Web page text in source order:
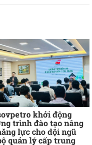
khởi động
trình đào tạo nâng
lực cho đội ngũ
quản lý cấp trung